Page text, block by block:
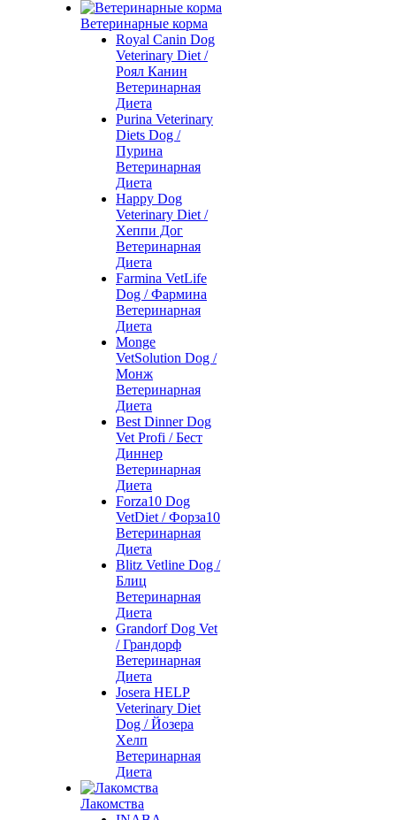
Ветеринарные корма
Royal Canin Dog
Veterinary Diet /
Роял Канин
Ветеринарная
Диета
Purina Veterinary
Diets Dog /
Пурина
Ветеринарная
Диета
Happy Dog
Veterinary Diet /
Хеппи Дог
Ветеринарная
Диета
Farmina VetLife
Dog / Фармина
Ветеринарная
Диета
Monge
VetSolution Dog /
Монж
Ветеринарная
Диета
Best Dinner Dog
Vet Profi / Бест
Диннер
Ветеринарная
Диета
Forza10 Dog
VetDiet / Форза10
Ветеринарная
Диета
Blitz Vetline Dog /
Блиц
Ветеринарная
Диета
Grandorf Dog Vet
/ Грандорф
Ветеринарная
Диета
Josera HELP
Veterinary Diet
Dog / Йозера
Хелп
Ветеринарная
Диета
Лакомства